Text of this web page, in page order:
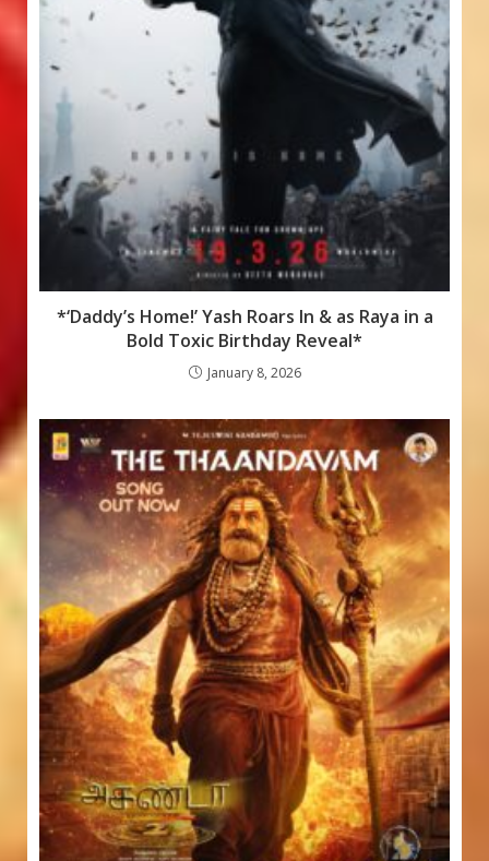
*‘Daddy’s Home!’ Yash Roars In & as Raya in a
Bold Toxic Birthday Reveal*
January 8, 2026